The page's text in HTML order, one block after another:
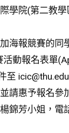
學院(第二教
海報競賽的同
動報名表單
至
請惠予報名參
錦芳小姐，